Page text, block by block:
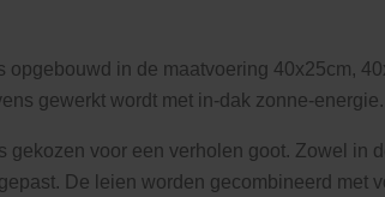
in de maatvoering 40x25cm,
gewerkt wordt met in-dak zonne-energie.
voor een verholen goot. Zowel in
De leien worden gecombineerd met